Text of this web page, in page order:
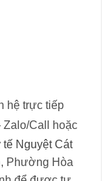
hệ trực tiếp
Zalo/Call hoặc
Nguyệt Cát
Phường Hòa